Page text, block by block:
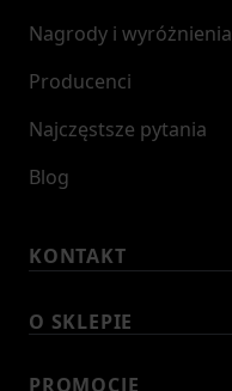
Nagrody i wyróżnienia
Producenci
Najczęstsze pytania
Blog
KONTAKT
O SKLEPIE
PROMOCJE